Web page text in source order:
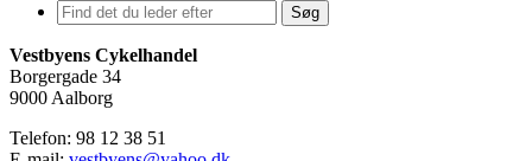
Søg
Vestbyens Cykelhandel
Borgergade 34
9000 Aalborg
Telefon: 98 12 38 51